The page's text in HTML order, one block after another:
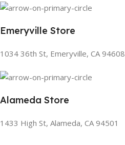
Emeryville Store
1034 36th St, Emeryville, CA 94608
Alameda Store
1433 High St, Alameda, CA 94501